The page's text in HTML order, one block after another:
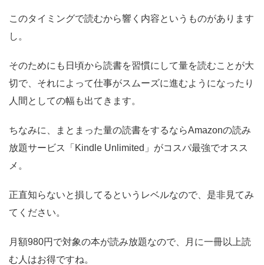
このタイミングで読むから響く内容というものがあります
し。
そのためにも 日頃から読書を習慣にして量を読むことが大
切で、それによって仕事がスムーズに進むようになったり
人間としての幅も出てきます。
ちなみに、まとまった量の読書をするならAmazonの読み
放題サービス「Kindle Unlimited」がコスパ最強でオスス
メ。
正直知らないと損してるというレベルなので、是非見てみ
てください。
月額980円で対象の本が読み放題なので、月に一冊以上読
む人はお得ですね。